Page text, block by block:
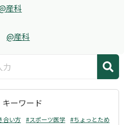
産科
@産科
キーワード
合い方 #スポーツ医学 #ちょっとため